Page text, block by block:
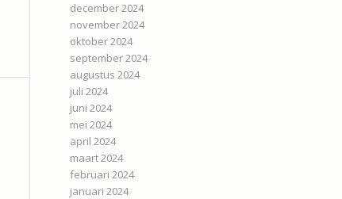
december 2024
november 2024
oktober 2024
september 2024
augustus 2024
juli 2024
juni 2024
mei 2024
april 2024
maart 2024
februari 2024
januari 2024